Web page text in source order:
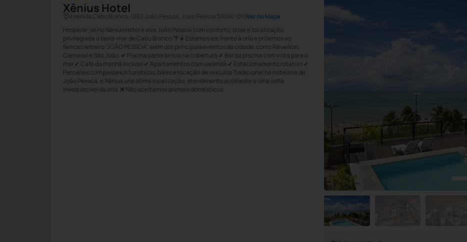
Xênius Hotel
Avenida Cabo Branco, 1262 João Pessoa, Joao Pessoa 58045-010Ver no Mapa
Hospede-se no Xênius Hotel e viva João Pessoa com conforto, lazer e localização
privilegiada à beira-mar de Cabo Branco 🌴☀️ Estamos em frente à orla e próximos ao
famoso letreiro “JOÃO PESSOA”, além dos principais eventos da cidade, como Réveillon,
Carnaval e São João. ✔ Piscina panorâmica na cobertura ✔ Bar da piscina com vista para o
mar ✔ Café da manhã incluso ✔ Apartamentos com varanda ✔ Estacionamento rotativo ✔
Parcerias com passeios turísticos, bikes e locação de veículos Tradicional na hotelaria de
João Pessoa, o Xênius une ótima localização, atendimento acolhedor e uma vista
inesquecível da orla. ❌ Não aceitamos animais domésticos.